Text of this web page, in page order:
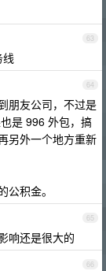
63
线
64
朋友公司，不过是
是 996 外包，搞
另外一个地方重新
积金。
65
响还是很大的
66